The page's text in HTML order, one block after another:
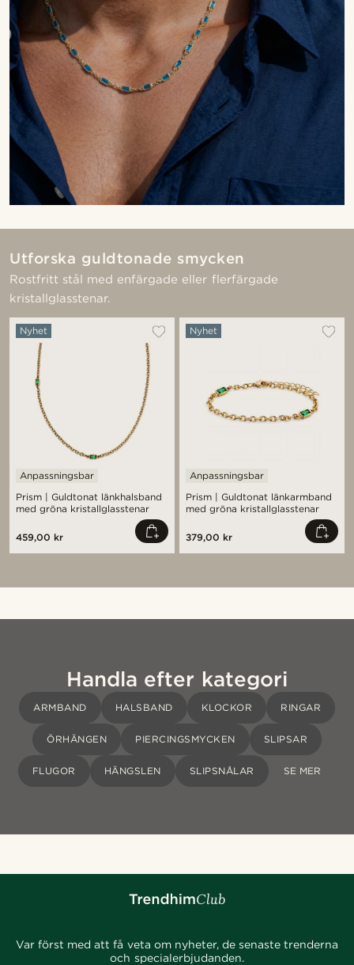
Utforska guldtonade smycken
Rostfritt stål med enfärgade eller flerfärgade
kristallglasstenar.
Prism | Guldtonat länkhalsband
med gröna kristallglasstenar
Nyhet
Anpassningsbar
459,00 kr
Prism | Guldtonat länkarmband
med gröna kristallglasstenar
Nyhet
Anpassningsbar
379,00 kr
Handla efter kategori
ARMBAND HALSBAND KLOCKOR RINGAR
ÖRHÄNGEN PIERCINGSMYCKEN SLIPSAR
FLUGOR HÄNGSLEN SLIPSNÅLAR SE MER
Var först med att få veta om nyheter, de senaste trenderna
och specialerbjudanden.